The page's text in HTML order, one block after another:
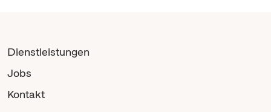
Dienstleistungen
Jobs
Kontakt